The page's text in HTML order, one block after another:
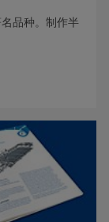
品种。制作半